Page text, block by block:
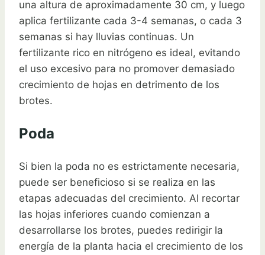
una altura de aproximadamente 30 cm, y luego
aplica fertilizante cada 3-4 semanas, o cada 3
semanas si hay lluvias continuas. Un
fertilizante rico en nitrógeno es ideal, evitando
el uso excesivo para no promover demasiado
crecimiento de hojas en detrimento de los
brotes.
Poda
Si bien la poda no es estrictamente necesaria,
puede ser beneficioso si se realiza en las
etapas adecuadas del crecimiento. Al recortar
las hojas inferiores cuando comienzan a
desarrollarse los brotes, puedes redirigir la
energía de la planta hacia el crecimiento de los